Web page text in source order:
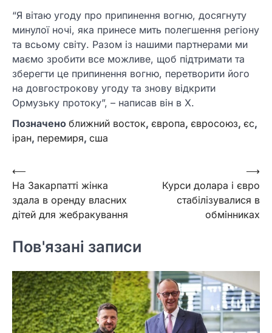
“Я вітаю угоду про припинення вогню, досягнуту
минулої ночі, яка принесе мить полегшення регіону
та всьому світу. Разом із нашими партнерами ми
маємо зробити все можливе, щоб підтримати та
зберегти це припинення вогню, перетворити його
на довгострокову угоду та знову відкрити
Ормузьку протоку”, – написав він в Х.
Позначено ближний восток, європа, євросоюз, єс,
іран, перемиря, сша
Навігація
записів
⟵
На Закарпатті жінка
здала в оренду власних
дітей для жебракування
Курси долара і євро
стабілізувалися в
обмінниках
⟶
Пов'язані записи